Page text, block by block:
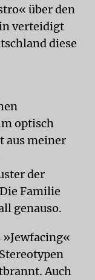
über den
verteidigt
diese
optisch
aus meiner
der
Familie
genauso.
Auch